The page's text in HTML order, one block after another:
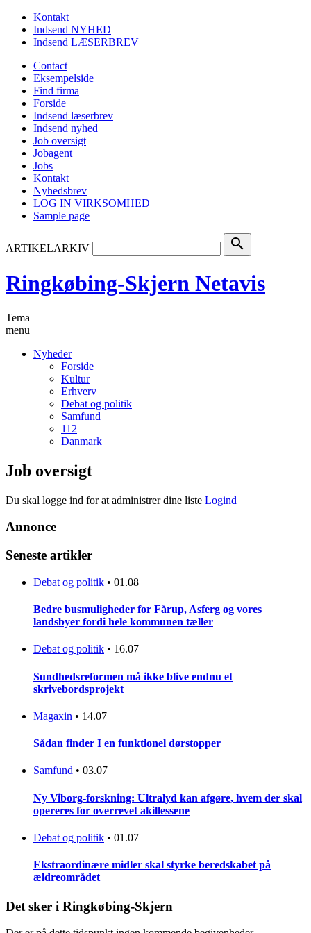
Kontakt
Indsend NYHED
Indsend LÆSERBREV
Contact
Eksempelside
Find firma
Forside
Indsend læserbrev
Indsend nyhed
Job oversigt
Jobagent
Jobs
Kontakt
Nyhedsbrev
LOG IN VIRKSOMHED
Sample page
ARTIKELARKIV search
Ringkøbing-Skjern Netavis
Tema
menu
Nyheder
Forside
Kultur
Erhverv
Debat og politik
Samfund
112
Danmark
Job oversigt
Du skal logge ind for at administrer dine liste Logind
Annonce
Seneste artikler
Debat og politik • 01.08
Bedre busmuligheder for Fårup, Asferg og vores
landsbyer fordi hele kommunen tæller
Debat og politik • 16.07
Sundhedsreformen må ikke blive endnu et
skrivebordsprojekt
Magaxin • 14.07
Sådan finder I en funktionel dørstopper
Samfund • 03.07
Ny Viborg-forskning: Ultralyd kan afgøre, hvem der skal
opereres for overrevet akillessene
Debat og politik • 01.07
Ekstraordinære midler skal styrke beredskabet på
ældreområdet
Det sker i Ringkøbing-Skjern